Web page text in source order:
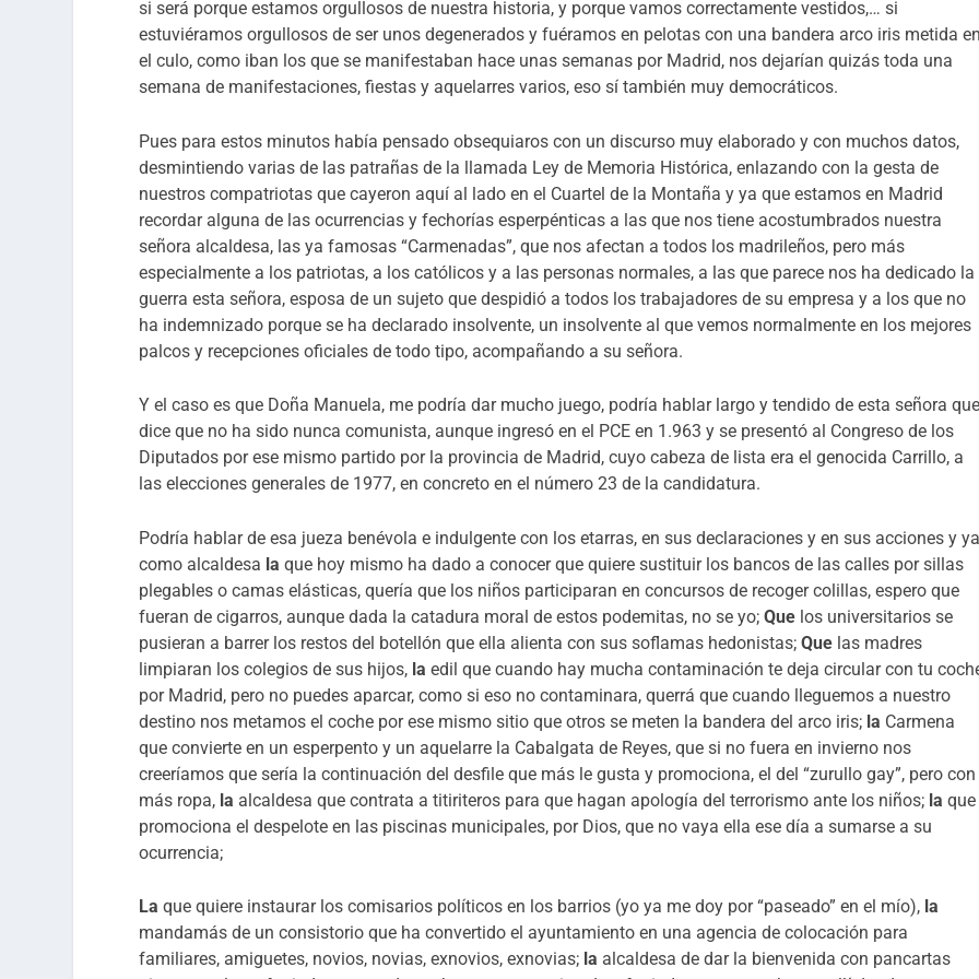
si será porque estamos orgullosos de nuestra historia, y porque vamos correctamente vestidos,… si
estuviéramos orgullosos de ser unos degenerados y fuéramos en pelotas con una bandera arco iris metida
el culo, como iban los que se manifestaban hace unas semanas por Madrid, nos dejarían quizás toda una
semana de manifestaciones, fiestas y aquelarres varios, eso sí también muy democráticos.
Pues para estos minutos había pensado obsequiaros con un discurso muy elaborado y con muchos datos,
desmintiendo varias de las patrañas de la llamada Ley de Memoria Histórica, enlazando con la gesta de
nuestros compatriotas que cayeron aquí al lado en el Cuartel de la Montaña y ya que estamos en Madrid
recordar alguna de las ocurrencias y fechorías esperpénticas a las que nos tiene acostumbrados nuestra
señora alcaldesa, las ya famosas “Carmenadas”, que nos afectan a todos los madrileños, pero más
especialmente a los patriotas, a los católicos y a las personas normales, a las que parece nos ha dedicado la
guerra esta señora, esposa de un sujeto que despidió a todos los trabajadores de su empresa y a los que no
ha indemnizado porque se ha declarado insolvente, un insolvente al que vemos normalmente en los mejores
palcos y recepciones oficiales de todo tipo, acompañando a su señora.
Y el caso es que Doña Manuela, me podría dar mucho juego, podría hablar largo y tendido de esta señora
dice que no ha sido nunca comunista, aunque ingresó en el PCE en 1.963 y se presentó al Congreso de los
Diputados por ese mismo partido por la provincia de Madrid, cuyo cabeza de lista era el genocida Carrillo, a
las elecciones generales de 1977, en concreto en el número 23 de la candidatura.
Podría hablar de esa jueza benévola e indulgente con los etarras, en sus declaraciones y en sus acciones y
como alcaldesa la que hoy mismo ha dado a conocer que quiere sustituir los bancos de las calles por sillas
plegables o camas elásticas, quería que los niños participaran en concursos de recoger colillas, espero que
fueran de cigarros, aunque dada la catadura moral de estos podemitas, no se yo;Que los universitarios se
pusieran a barrer los restos del botellón que ella alienta con sus soflamas hedonistas;Que las madres
limpiaran los colegios de sus hijos, la edil que cuando hay mucha contaminación te deja circular con tu
por Madrid, pero no puedes aparcar, como si eso no contaminara, querrá que cuando lleguemos a nuestro
destino nos metamos el coche por ese mismo sitio que otros se meten la bandera del arco iris; la Carmena
que convierte en un esperpento y un aquelarre la Cabalgata de Reyes, que si no fuera en invierno nos
creeríamos que sería la continuación del desfile que más le gusta y promociona, el del “zurullo gay”, pero con
más ropa, la alcaldesa que contrata a titiriteros para que hagan apología del terrorismo ante los niños; la que
promociona el despelote en las piscinas municipales, por Dios, que no vaya ella ese día a sumarse a su
ocurrencia;
La que quiere instaurar los comisarios políticos en los barrios (yo ya me doy por “paseado” en el mío), la
mandamás de un consistorio que ha convertido el ayuntamiento en una agencia de colocación para
familiares, amiguetes, novios, novias, exnovios, exnovias; la alcaldesa de dar la bienvenida con pancartas